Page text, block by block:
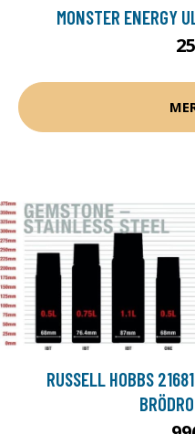
MONSTER ENERGY
RUSSELL HOBBS